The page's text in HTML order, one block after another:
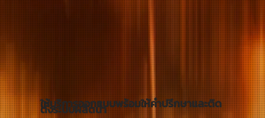
ให้บริการออกแบบพร้อมให้คำปรึกษาและติด
ตั้งระบบผลิตน้ำ